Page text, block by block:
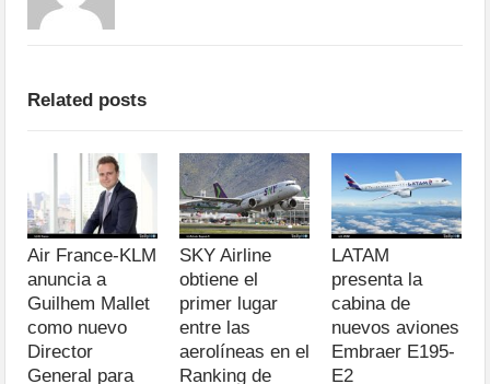
Related posts
Air France-KLM
anuncia a
Guilhem Mallet
como nuevo
Director
General para
SKY Airline
obtiene el
primer lugar
entre las
aerolíneas en el
Ranking de
LATAM
presenta la
cabina de
nuevos aviones
Embraer E195-
E2